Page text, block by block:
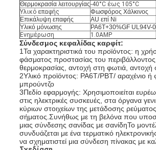
Θερμοκρασία λειτουργίας-40°C έως 105°C
Υλικό επαφής
Φωσφόρος Χάλκινος
Επικάλυψη επαφής
AU επί Ni
Υλικό μόνωσης
PA6T+30%GF UL94V-0
Ενημέρωση
1.0AMP
Σύνδεσμος κεφαλίδας καρφίτ:
1Τα χαρακτηριστικά του προϊόντος: η
φάσματος προστασίας του
θερμοκρασίας, αντοχή στη φωτιά, αντοχή
2Υλικό προϊόντος: PA6T/PBT/ αραχένιο
μπρούντζο
3Πεδίο εφαρμογής: Χρησιμοποιείται
στις ηλεκτρικές συσκευές, στα όργανα
κύριων στοιχείων της μετάδοσης
σήματος.Συνήθως με τη βελόνα που
μιας σύνδεσης σανίδας με σανίδηΤο
συνδυάζεται με ένα τερματικό
να σχηματιστεί μια σύνδεση πίνακας με